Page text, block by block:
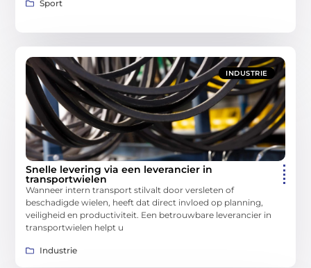
Sport
INDUSTRIE
Snelle levering via een leverancier in
transportwielen
Wanneer intern transport stilvalt door versleten of
beschadigde wielen, heeft dat direct invloed op planning,
veiligheid en productiviteit. Een betrouwbare leverancier in
transportwielen helpt u
Industrie